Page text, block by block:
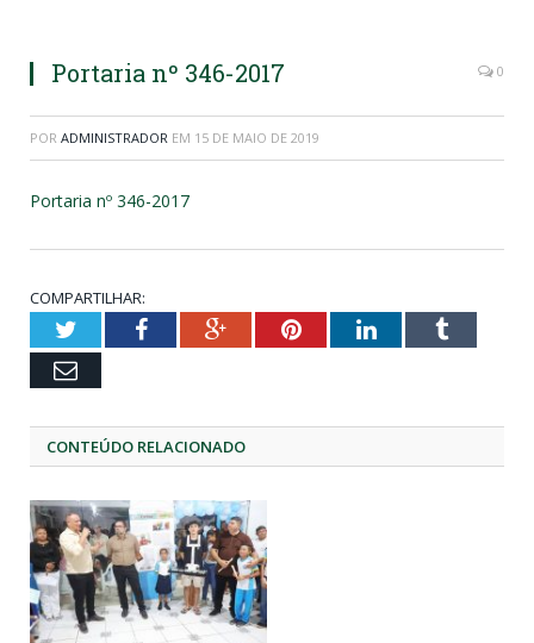
Portaria nº 346-2017 0
POR ADMINISTRADOR EM 15 DE MAIO DE 2019
Portaria nº 346-2017
COMPARTILHAR:
TwitterFacebookGoogle+PinterestLinkedInTumblr
Email
CONTEÚDO RELACIONADO